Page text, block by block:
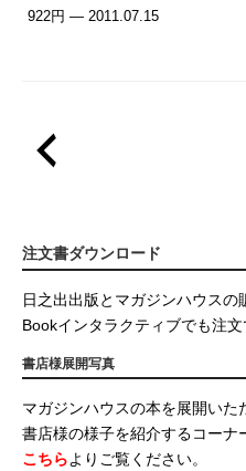
922円 — 2011.07.15
注文書ダウンロード
日之出出版とマガジンハウスの
Bookインタラクティブでも注文
書店様展開写真
マガジンハウスの本を展開いた
書店様の様子を紹介するコーナ
こちらよりご覧ください。